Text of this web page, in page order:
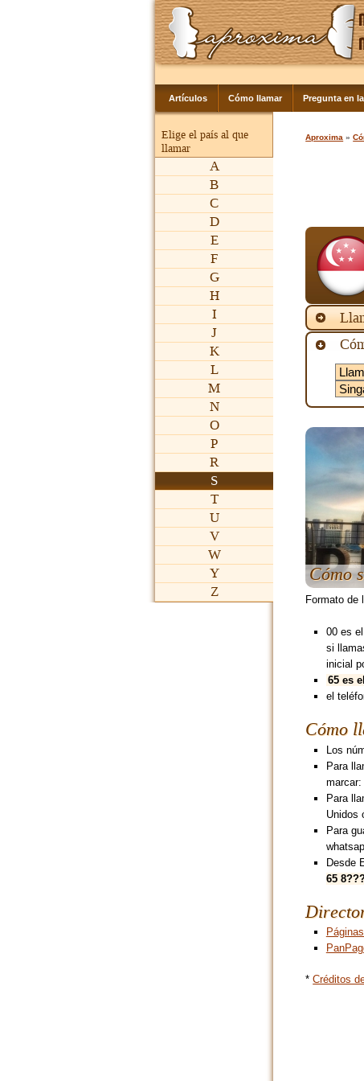
Artículos Cómo llamar Pregunta en
Elige el país al que
llamar
A
B
C
D
E
F
G
H
I
J
K
L
M
N
O
P
R
S
T
U
V
W
Y
Z
Aproxima »
Cómo
Formato de
00 es el
si
inicial
65 es
el
Cómo
Los
Para
marcar:
Para
Unidos
Para
Desde
65
*Créditos